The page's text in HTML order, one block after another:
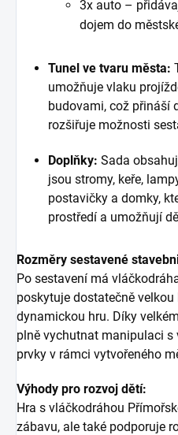
3x auto –
dojem do
Tunel ve tvaru města:
umožňuje vlaku
budovami, což přináší
rozšiřuje možnosti
Doplňky: Sada
jsou stromy, keře,
postavičky a domky,
prostředí a umožňují
Rozměry sestavené
Po sestavení má
poskytuje dostatečně
dynamickou hru. Díky
plně vychutnat manipulaci s
prvky v rámci vytvořeného
Výhody pro rozvoj dětí:
Hra s vláčkodráhou
zábavu, ale také podporuje